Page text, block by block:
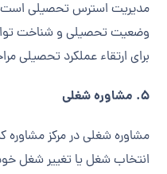
مدیریت استرس تحصیلی
وضعیت تحصیلی و شناخت
برای ارتقاء عملکرد تحصیلی
5. مشاوره شغلی
مشاوره شغلی در مرکز مشاوره
انتخاب شغل یا تغییر شغل